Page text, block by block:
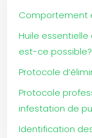
Comportement
Huile
est-ce possible?
Protocole
Protocole
infestation de
Identification